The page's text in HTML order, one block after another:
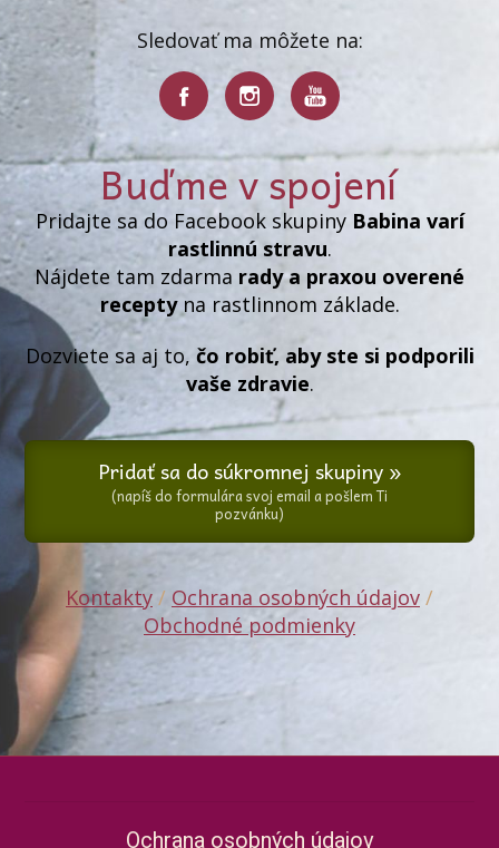
Sledovať ma môžete na:
Buďme v spojení
Pridajte sa do Facebook skupiny Babina varí
rastlinnú stravu.
Nájdete tam zdarma rady a praxou overené
receptyna rastlinnom základe.
Dozviete sa aj to, čo robiť, aby ste si podporili
vaše zdravie.
Pridať sa do súkromnej skupiny »
(napíš do formulára svoj email a pošlem Ti
pozvánku)
Kontakty / Ochrana osobných údajov /
Obchodné podmienky
Ochrana osobných údajov